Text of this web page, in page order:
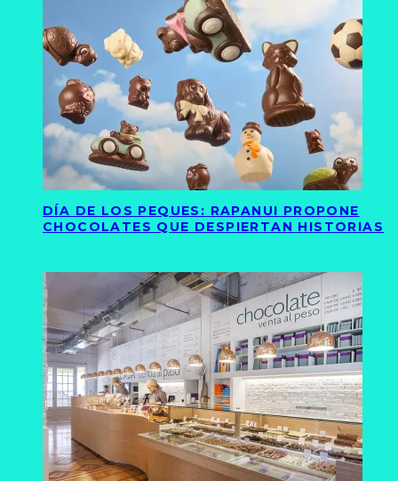
DÍA DE LOS PEQUES: RAPANUI PROPONE
CHOCOLATES QUE DESPIERTAN HISTORIAS